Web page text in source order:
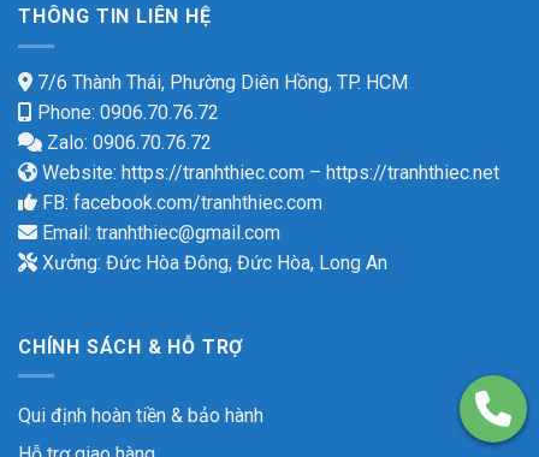
THÔNG TIN LIÊN HỆ
7/6 Thành Thái, Phường Diên Hồng, TP. HCM
Phone: 0906.70.76.72
Zalo: 0906.70.76.72
Website: https://tranhthiec.com – https://tranhthiec.net
FB: facebook.com/tranhthiec.com
Email: tranhthiec@gmail.com
Xưởng: Đức Hòa Đông, Đức Hòa, Long An
CHÍNH SÁCH & HỖ TRỢ
Qui định hoàn tiền & bảo hành